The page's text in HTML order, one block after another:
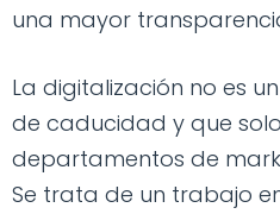
una mayor
La digitalización no es
de caducidad y que
departamentos de
Se trata de un trabajo